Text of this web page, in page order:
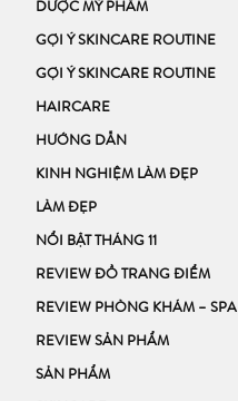
DƯỢC MỸ PHẨM
GỢI Ý SKINCARE ROUTINE
GỢI Ý SKINCARE ROUTINE
HAIRCARE
HƯỚNG DẪN
KINH NGHIỆM LÀM ĐẸP
LÀM ĐẸP
NỔI BẬT THÁNG 11
REVIEW ĐỒ TRANG ĐIỂM
REVIEW PHÒNG KHÁM – SPA
REVIEW SẢN PHẨM
SẢN PHẨM